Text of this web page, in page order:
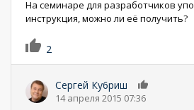
На семинаре для разработчиков
инструкция, можно ли её получить?
2
Сергей Кy6риш
14 апреля 2015 07:36